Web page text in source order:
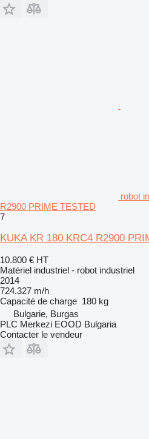
robot
R2900 PRIME TESTED
7
KUKA KR 180 KRC4 R2900
10.800 € HT
Matériel industriel - robot industriel
2014
724.327 m/h
Capacité de charge 180 kg
Bulgarie, Burgas
PLC Merkezi EOOD Bulgaria
Contacter le vendeur